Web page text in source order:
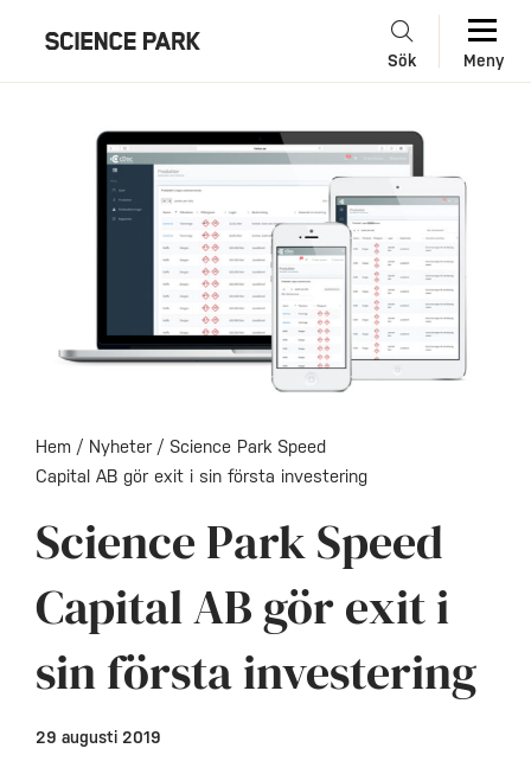
Sök Meny
Hem / Nyheter/ Science Park Speed
Capital AB gör exit i sin första investering
Science Park Speed
Capital AB gör exit i
sin första investering
29 augusti 2019